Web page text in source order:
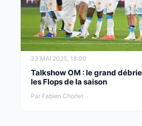
23 MAI 2025, 18:00
Talkshow OM : le grand
les Flops de la saison
Par Fabien Chorlet